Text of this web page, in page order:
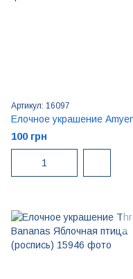
Артикул: 16097
100 грн